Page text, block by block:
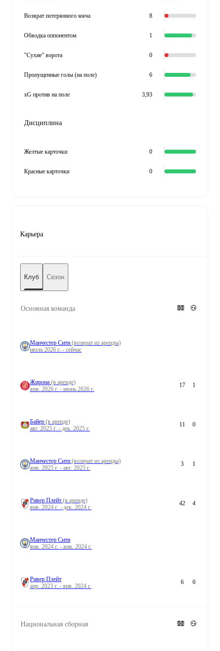
Возврат потерянного мяча 8
Обводка оппонентом 1
"Сухие" ворота 0
Пропущенные голы (на поле) 6
xG против на поле 3,93
Дисциплина
Желтые карточки 0
Красные карточки 0
Карьера
Клуб Сезон
Основная команда
Манчестер Сити (возврат из аренды)
июль 2026 г. - сейчас
Жирона (в аренде)
янв. 2026 г. - июнь 2026 г.
17 1
Байер (в аренде)
авг. 2025 г. - дек. 2025 г.
11 0
Манчестер Сити (возврат из аренды)
янв. 2025 г. - авг. 2025 г.
3 1
Ривер Плейт (в аренде)
янв. 2024 г. - дек. 2024 г.
42 4
Манчестер Сити
янв. 2024 г. - янв. 2024 г.
Ривер Плейт
апр. 2023 г. - янв. 2024 г.
6 0
Национальная сборная